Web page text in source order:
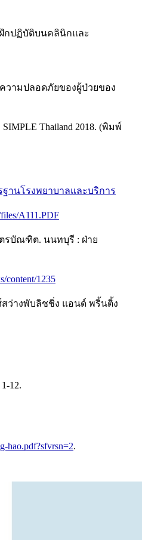
กปฏิบัติบนคลินิกและ
วามปลอดภัยของผู้ป่วยของ
Thailand 2018. (พิมพ์
ฐานโรงพยาบาลและบริการ
A111.PDF
รบัณฑิต. นนทบุรี : ฝ่าย
content/1235
ว่างพับลิชชิ่ง แอนด์ พริ้นติ้ง
12.
hao.pdf?sfvrsn=2.